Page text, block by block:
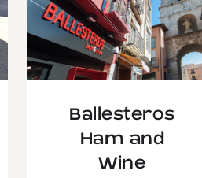
Ballesteros
Ham and
Wine